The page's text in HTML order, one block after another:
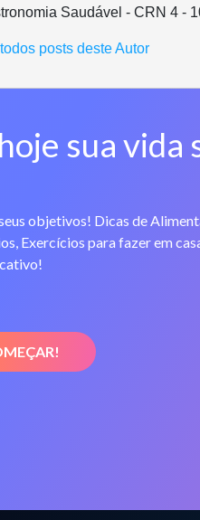
Saudável - CRN 4 -
posts deste Autor
sua vida
objetivos! Dicas de
Exercícios para fazer em